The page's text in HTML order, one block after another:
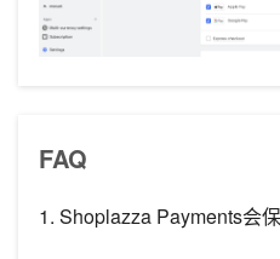
FAQ
1. Shoplazza Payments会